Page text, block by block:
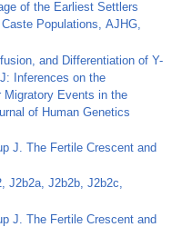
of the Earliest Settlers
Populations, AJHG,
and Differentiation of Y-
Inferences on the
Migratory Events in the
of Human Genetics
J. The Fertile Crescent and
J2b2a, J2b2b, J2b2c,
J. The Fertile Crescent and